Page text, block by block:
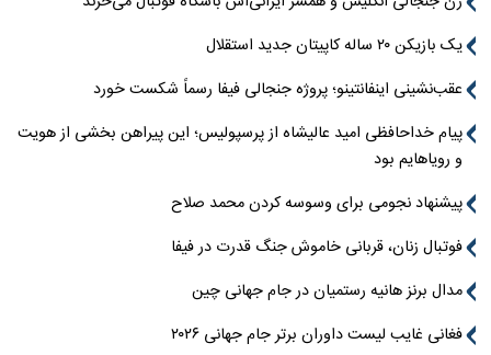
یک بازیکن ۲۰ ساله کاپیتان جدید استقلال
عقب‌نشینی اینفانتینو؛ پروژه جنجالی فیفا رسماً شکست خورد
پیام خداحافظی امید عالیشاه از پرسپولیس؛ این پیراهن بخشی از هویت
و رویاهایم بود
پیشنهاد نجومی برای وسوسه کردن محمد صلاح
فوتبال زنان، قربانی خاموش جنگ قدرت در فیفا
مدال برنز هانیه رستمیان در جام جهانی چین
فغانی غایب لیست داوران برتر جام جهانی ۲۰۲۶